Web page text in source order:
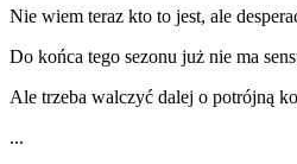
Nie wiem teraz kto to jest, ale
Do końca tego sezonu już nie ma
Ale trzeba walczyć dalej o potrójną
...